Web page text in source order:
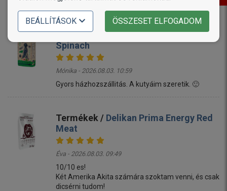
Termékek /Alice Adult Active Pork &
Spinach
Mónika - 2026.08.03. 10:59
Gyors házhozszállitás. A kutyáim szeretik. 🙂
Termékek / Delikan Prima Energy Red
Meat
Éva - 2026.08.03. 09:49
10/10 es!
Két Amerika Akita számára szoktam venni, és csak
dicsérni tudom!
BEÁLLÍTÁSOK ÖSSZESET ELFOGADOM